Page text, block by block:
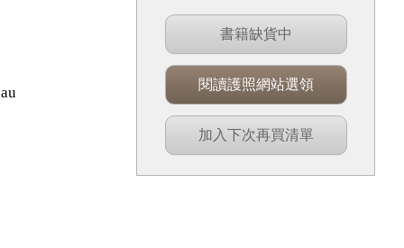
書籍缺貨中
閱讀護照網站選領
加入下次再買清單